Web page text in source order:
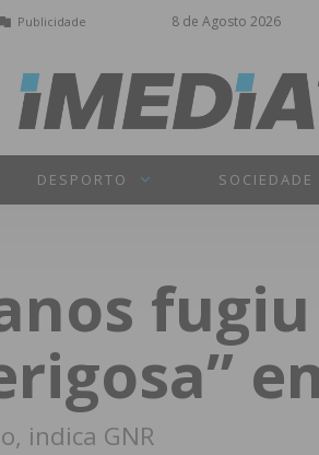
8 de Agosto 2026
Publicidade
DESPORTO SOCIEDADE
indica GNR